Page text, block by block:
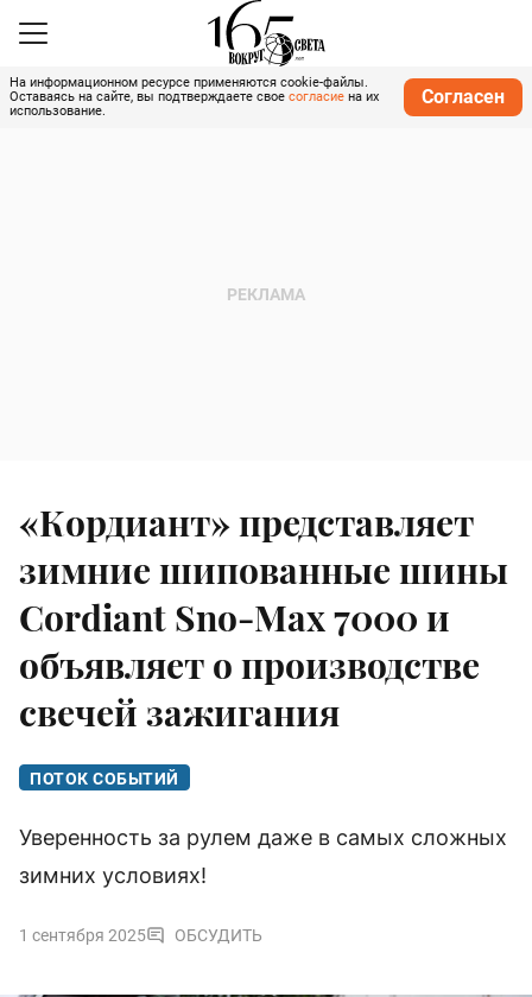
На информационном ресурсе применяются cookie-файлы.
Оставаясь на сайте, вы подтверждаете свое согласие на их
использование.
Согласен
«Кордиант» представляет
зимние шипованные шины
Cordiant Sno-Max 7000 и
объявляет о производстве
свечей зажигания
ПОТОК СОБЫТИЙ
Уверенность за рулем даже в самых сложных
зимних условиях!
1 сентября 2025 ОБСУДИТЬ